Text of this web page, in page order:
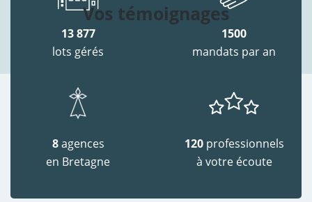
Vos témoignages
13 877
lots gérés
1500
mandats par an
8agences
en Bretagne
120 professionnels
à votre écoute